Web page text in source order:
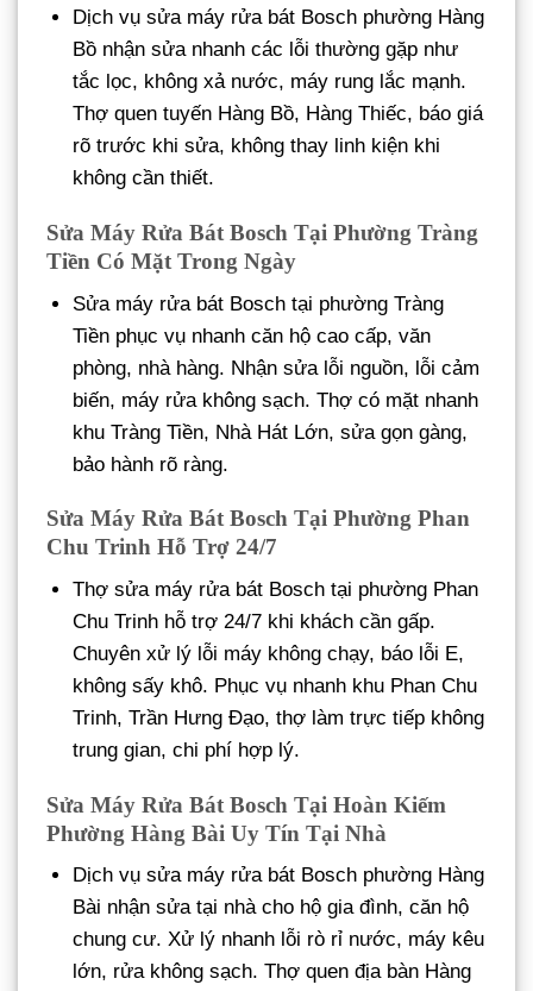
Dịch vụ sửa máy rửa bát Bosch phường Hàng
Bồ nhận sửa nhanh các lỗi thường gặp như
tắc lọc, không xả nước, máy rung lắc mạnh.
Thợ quen tuyến Hàng Bồ, Hàng Thiếc, báo giá
rõ trước khi sửa, không thay linh kiện khi
không cần thiết.
Sửa Máy Rửa Bát Bosch Tại Phường Tràng
Tiền Có Mặt Trong Ngày
Sửa máy rửa bát Bosch tại phường Tràng
Tiền phục vụ nhanh căn hộ cao cấp, văn
phòng, nhà hàng. Nhận sửa lỗi nguồn, lỗi cảm
biến, máy rửa không sạch. Thợ có mặt nhanh
khu Tràng Tiền, Nhà Hát Lớn, sửa gọn gàng,
bảo hành rõ ràng.
Sửa Máy Rửa Bát Bosch Tại Phường Phan
Chu Trinh Hỗ Trợ 24/7
Thợ sửa máy rửa bát Bosch tại phường Phan
Chu Trinh hỗ trợ 24/7 khi khách cần gấp.
Chuyên xử lý lỗi máy không chạy, báo lỗi E,
không sấy khô. Phục vụ nhanh khu Phan Chu
Trinh, Trần Hưng Đạo, thợ làm trực tiếp không
trung gian, chi phí hợp lý.
Sửa Máy Rửa Bát Bosch Tại Hoàn Kiếm
Phường Hàng Bài Uy Tín Tại Nhà
Dịch vụ sửa máy rửa bát Bosch phường Hàng
Bài nhận sửa tại nhà cho hộ gia đình, căn hộ
chung cư. Xử lý nhanh lỗi rò rỉ nước, máy kêu
lớn, rửa không sạch. Thợ quen địa bàn Hàng